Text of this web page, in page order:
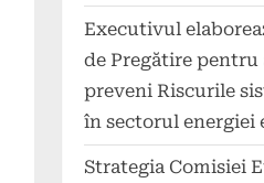
Executivul
de Pregătire pentru
preveni Riscurile
în sectorul energiei
Strategia Comisiei